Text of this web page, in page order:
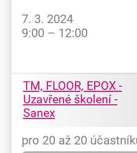
7. 3. 2024
9:00 – 12:00
TM, FLOOR, EPOX -
Uzavřené školení -
Sanex
pro 20 až 20